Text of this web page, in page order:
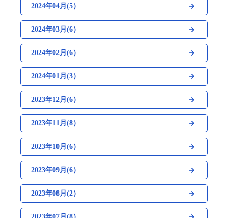
2024年04月(5）
2024年03月(6）
2024年02月(6）
2024年01月(3）
2023年12月(6）
2023年11月(8）
2023年10月(6）
2023年09月(6）
2023年08月(2）